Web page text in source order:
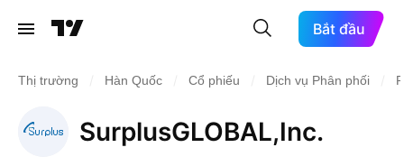
Bắt đầu
Thị trường Hàn Quốc Cổ phiếu Dịch vụ Phân phối
SurplusGLOBAL,Inc.